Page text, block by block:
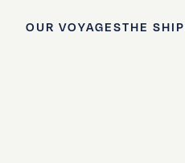
OUR VOYAGESTHE SHIP